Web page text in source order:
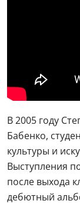
В 2005 году
Бабенко,
культуры и
Выступления
после выхода
дебютный